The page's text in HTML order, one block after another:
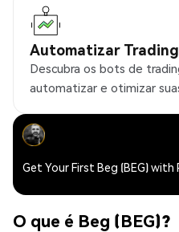
Automatizar Trading
Descubra os bots de
automatizar e otimizar
Get Your First Beg (BEG) with
O que é Beg (BEG)?